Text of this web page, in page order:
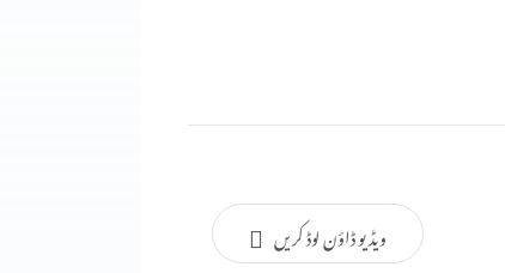
ویڈیو ڈاؤن لوڈ کریں